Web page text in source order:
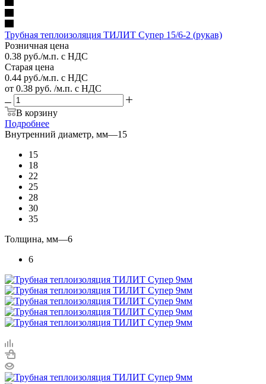
Трубная теплоизоляция ТИЛИТ Супер 15/6-2 (рукав)
Розничная цена
0.38 руб./м.п. с НДС
Старая цена
0.44 руб./м.п. с НДС
от 0.38 руб. /м.п. с НДС
В корзину
Подробнее
Внутренний диаметр, мм—15
15
18
22
25
28
30
35
Толщина, мм—6
6